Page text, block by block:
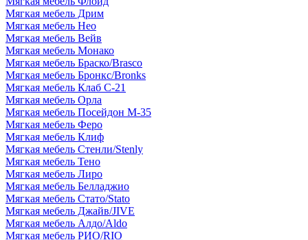
Мягкая мебель Дрим
Мягкая мебель Нео
Мягкая мебель Вейв
Мягкая мебель Монако
Мягкая мебель Браско/Brasco
Мягкая мебель Бронкс/Bronks
Мягкая мебель Клаб С-21
Мягкая мебель Орла
Мягкая мебель Посейдон М-35
Мягкая мебель Феро
Мягкая мебель Клиф
Мягкая мебель Стенли/Stenly
Мягкая мебель Тено
Мягкая мебель Лиро
Мягкая мебель Белладжио
Мягкая мебель Стато/Stato
Мягкая мебель Джайв/JIVE
Мягкая мебель Алдо/Aldo
Мягкая мебель РИО/RIO